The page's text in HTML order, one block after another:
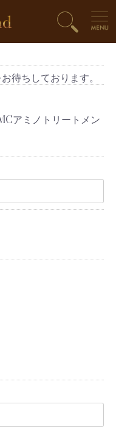
待ちしております。
アミノトリートメン